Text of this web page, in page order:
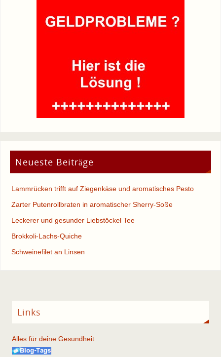
Neueste Beiträge
Lammrücken trifft auf Ziegenkäse und aromatisches Pesto
Zarter Putenrollbraten in aromatischer Sherry-Soße
Leckerer und gesunder Liebstöckel Tee
Brokkoli-Lachs-Quiche
Schweinefilet an Linsen
Links
Alles für deine Gesundheit